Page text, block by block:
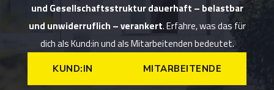
und Gesellschaftsstruktur dauerhaft – belastbar
und unwiderruflich – verankert. Erfahre, was das für
dich als Kund:in und als Mitarbeitenden bedeutet.
KUND:IN MITARBEITENDE